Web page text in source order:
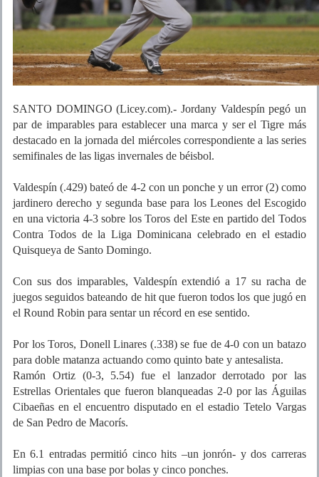
SANTO DOMINGO (Licey.com).- Jordany Valdespín pegó un
par de imparables para establecer una marca y ser el Tigre más
destacado en la jornada del miércoles correspondiente a las series
semifinales de las ligas invernales de béisbol.
Valdespín (.429) bateó de 4-2 con un ponche y un error (2) como
jardinero derecho y segunda base para los Leones del Escogido
en una victoria 4-3 sobre los Toros del Este en partido del Todos
Contra Todos de la Liga Dominicana celebrado en el estadio
Quisqueya de Santo Domingo.
Con sus dos imparables, Valdespín extendió a 17 su racha de
juegos seguidos bateando de hit que fueron todos los que jugó en
el Round Robin para sentar un récord en ese sentido.
Por los Toros, Donell Linares (.338) se fue de 4-0 con un batazo
para doble matanza actuando como quinto bate y antesalista.
Ramón Ortiz (0-3, 5.54) fue el lanzador derrotado por las
Estrellas Orientales que fueron blanqueadas 2-0 por las Águilas
Cibaeñas en el encuentro disputado en el estadio Tetelo Vargas
de San Pedro de Macorís.
En 6.1 entradas permitió cinco hits –un jonrón- y dos carreras
limpias con una base por bolas y cinco ponches.